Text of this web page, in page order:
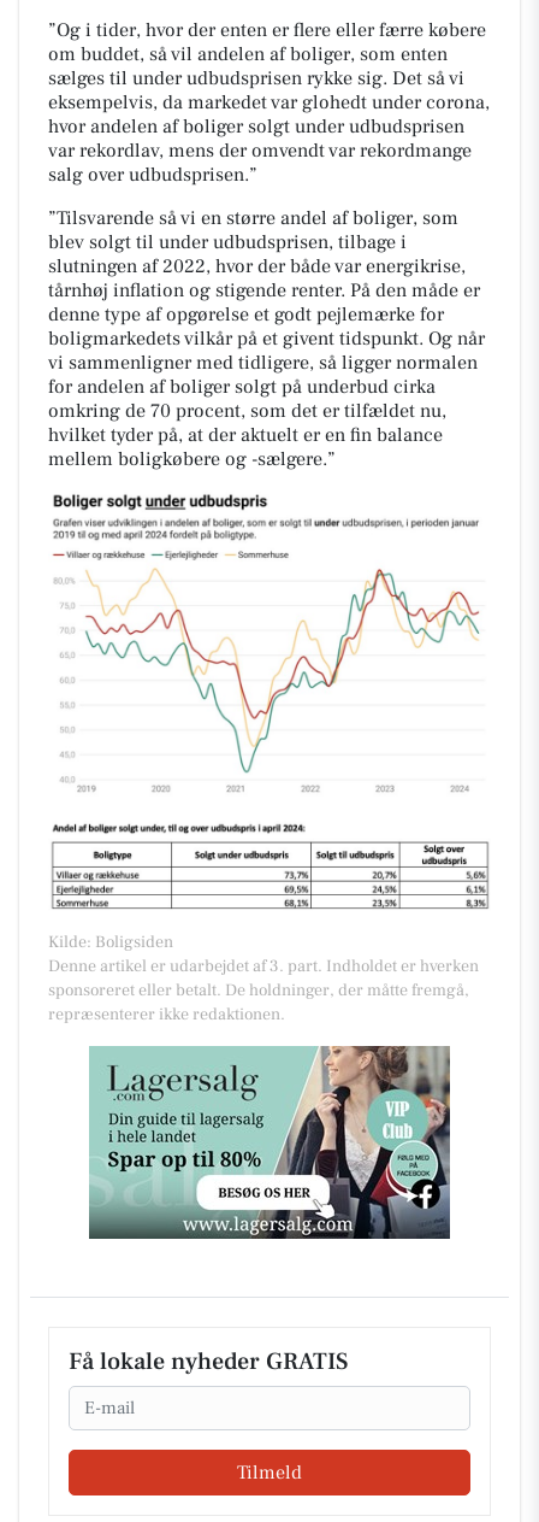
”Og i tider, hvor der enten er flere eller færre købere
om buddet, så vil andelen af boliger, som enten
sælges til under udbudsprisen rykke sig. Det så vi
eksempelvis, da markedet var glohedt under corona,
hvor andelen af boliger solgt under udbudsprisen
var rekordlav, mens der omvendt var rekordmange
salg over udbudsprisen.”
”Tilsvarende så vi en større andel af boliger, som
blev solgt til under udbudsprisen, tilbage i
slutningen af 2022, hvor der både var energikrise,
tårnhøj inflation og stigende renter. På den måde er
denne type af opgørelse et godt pejlemærke for
boligmarkedets vilkår på et givent tidspunkt. Og når
vi sammenligner med tidligere, så ligger normalen
for andelen af boliger solgt på underbud cirka
omkring de 70 procent, som det er tilfældet nu,
hvilket tyder på, at der aktuelt er en fin balance
mellem boligkøbere og -sælgere.”
Kilde: Boligsiden
Denne artikel er udarbejdet af 3. part. Indholdet er hverken
sponsoreret eller betalt. De holdninger, der måtte fremgå,
repræsenterer ikke redaktionen.
Få lokale nyheder GRATIS
Email
Tilmeld